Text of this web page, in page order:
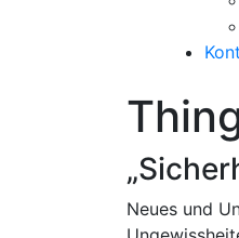
Neues und